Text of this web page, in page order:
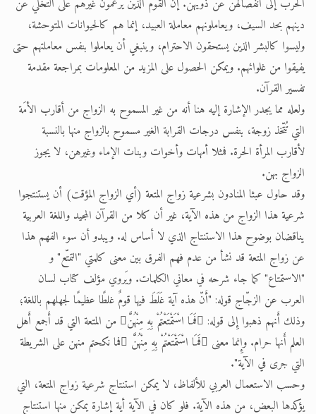
الحرب إلى انفصالهن عن ذويهن. إن القوم الذين يرغمون غيرهم على التخلي عن
دينهم بحد السيف، ويعاملونهم معاملة العبيد، إنما هم كالحيوانات المتوحشة،
وليسوا كالبشر الذين يستحقون الاحترام، وينبغي أن يعاملوا بنفس معاملتهم حتى
يفيقوا من غلوائهم. ويمكن الحصول على المزيد من المعلومات بمراجعة مقدمة
تفسير القرآن.
ولعله مما يجدر الإشارة إليه هنا أنه من غير المسموح به الزواج من أقارب الأمَة
التي تُتّخذ زوجة، بنفس درجات القرابة الغير مسموح بالزواج منها بالنسبة
لأقارب المرأة الحرة. فمثلا أمهات وأخوات وبنات الإماء وغيرهن، لا يجوز
الزواج بهن.
وقد حاول عبثا المنادون بشرعية زواج المتعة (أي الزواج المؤقت) أن يستنتجوا
شرعية هذا الزواج من هذه الآية، غير أن كلا من القرآن المجيد واللغة العربية
يناقضان بوضوح هذا الاستنتاج الذي لا أساس له. ويبدو أن سوء الفهم هذا
عن زواج المتعة قد نشأ من عدم فهم الفرق بين معنى كلمتي "التمتّع" و
"الاستمتاع" كما جاء شرحه في معاني الكلمات. ويَروي مؤلف كتاب لسان
العرب عن الزجّاج قوله: "أَنّ هذه آية غَلَطَ فيها قومٌ غلطًا عظيمًا لجهلهم باللغة؛
وذلك أَنهم ذهبوا إِلى قوله: فَمَا اسْتَمْتَعْتُمْ بِهِ مِنْهُنَّ من المتعة التي قد أَجمع أَهل
العلم أَنها حرام. وإِنما معنى فَمَا اسْتَمْتَعْتُمْ بِهِ مِنْهُنَّ فما نكحتم منهن على الشريطة
التي جرى في الآية".
وحسب الاستعمال العربي للألفاظ، لا يمكن استنتاج شرعية زواج المتعة، التي
يؤكدها البعض، من هذه الآية. فلو كان في الآية أية إشارة يمكن منها استنتاج